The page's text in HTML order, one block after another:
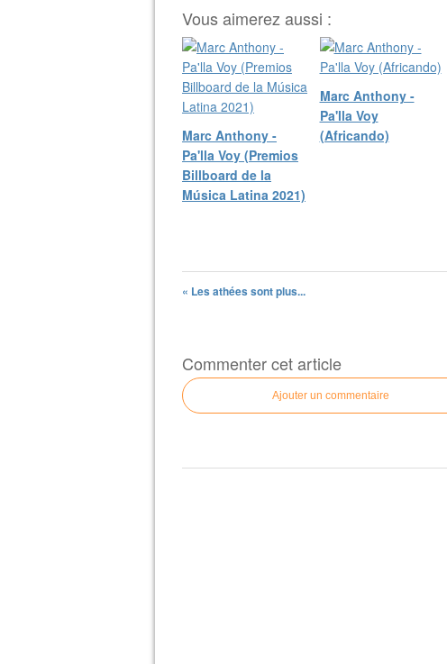
Vous aimerez aussi :
Marc Anthony -
Pa'lla Voy (Premios
Billboard de la
Música Latina 2021)
Marc Anthony -
Pa'lla Voy
(Africando)
« Les athées sont plus...
Commenter cet article
Ajouter un commentaire